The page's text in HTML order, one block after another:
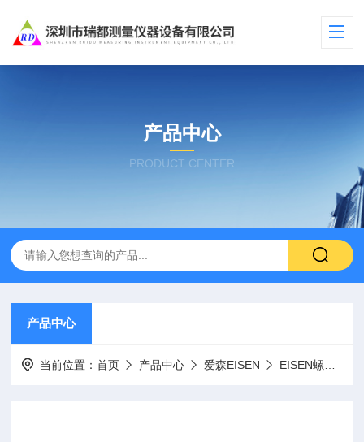
产品中心
PRODUCT CENTER
产品中心
当前位置：首页 产品中心 爱森EISEN EISEN螺环环规,光面环规